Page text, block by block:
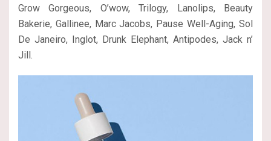
Grow Gorgeous, O’wow, Trilogy, Lanolips, Beauty
Bakerie, Gallinee, Marc Jacobs, Pause Well-Aging, Sol
De Janeiro, Inglot, Drunk Elephant, Antipodes, Jack n’
Jill.